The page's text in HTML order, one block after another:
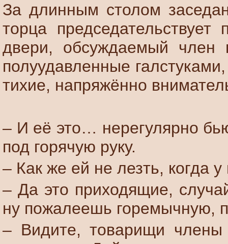
За длинным столом
торца
двери, обсуждаемый член
полуудавленные
тихие, напряжённо
– И её это… нерегулярно
под горячую руку.
– Как же ей не лезть, когда
– Да это приходящие,
ну пожалеешь горемычную,
– Видите, товарищи